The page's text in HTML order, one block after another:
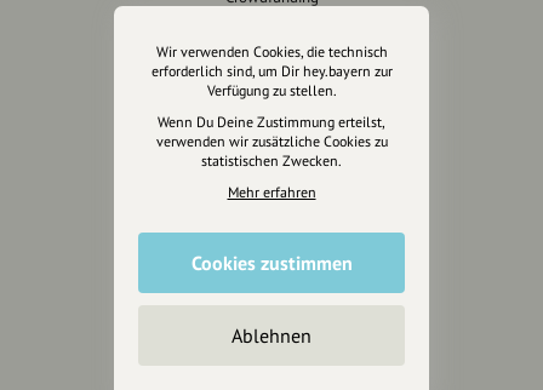
Werbemöglichkeiten
Rechtliches
Impressum
Datenschutz
Presse
Wir verwenden Cookies, die technisch
erforderlich sind, um Dir hey.bayern zur
Verfügung zu stellen.
Wenn Du Deine Zustimmung erteilst,
verwenden wir zusätzliche Cookies zu
statistischen Zwecken.
Mehr erfahren
Cookies zustimmen
Ablehnen